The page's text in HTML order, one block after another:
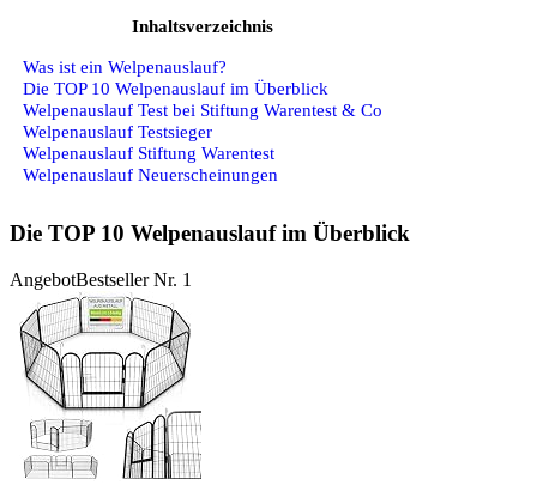
Inhaltsverzeichnis
Was ist ein Welpenauslauf?
Die TOP 10 Welpenauslauf im Überblick
Welpenauslauf Test bei Stiftung Warentest & Co
Welpenauslauf Testsieger
Welpenauslauf Stiftung Warentest
Welpenauslauf Neuerscheinungen
Die TOP 10 Welpenauslauf im Überblick
AngebotBestseller Nr. 1